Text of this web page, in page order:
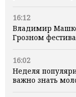
16:12
Владимир
Грозном
16:02
Неделя
важно знать